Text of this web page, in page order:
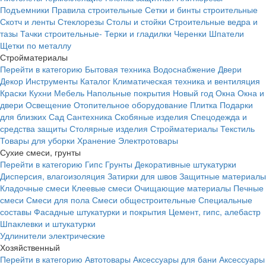
Подъемники Правила строительные Сетки и бинты строительные
Скотч и ленты Стеклорезы Столы и стойки Строительные ведра и
тазы Тачки строительные- Терки и гладилки Черенки Шпатели
Щетки по металлу
Стройматериалы
Перейти в категорию Бытовая техника Водоснабжение Двери
Декор Инструменты Каталог Климатическая техника и вентиляция
Краски Кухни Мебель Напольные покрытия Новый год Окна Окна и
двери Освещение Отопительное оборудование Плитка Подарки
для близких Сад Сантехника Скобяные изделия Спецодежда и
средства защиты Столярные изделия Стройматериалы Текстиль
Товары для уборки Хранение Электротовары
Сухие смеси, грунты
Перейти в категорию Гипс Грунты Декоративные штукатурки
Дисперсия, влагоизоляция Затирки для швов Защитные материалы
Кладочные смеси Клеевые смеси Очищающие материалы Печные
смеси Смеси для пола Смеси общестроительные Специальные
составы Фасадные штукатурки и покрытия Цемент, гипс, алебастр
Шпаклевки и штукатурки
Удлинители электрические
Хозяйственный
Перейти в категорию Автотовары Аксессуары для бани Аксессуары